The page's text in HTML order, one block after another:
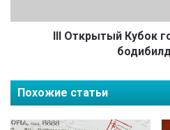
к
Н
у
р
т
у
о
к
ІІІ Открытый Кубок
Похожие статьи